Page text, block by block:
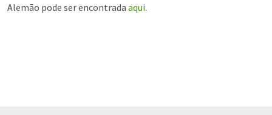
Alemão pode ser encontrada aqui.